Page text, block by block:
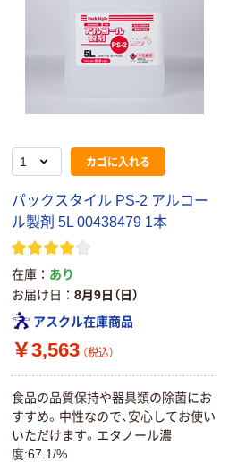
カゴに入れる
パックスタイル PS-2 アルコー
ル製剤 5L 00438479 1本
在庫
あり
お届け日
8月9日（日）
アスクル在庫商品
￥3,563 （税込）
食品の品質保持や器具類の除菌にお
すすめ。中性なので、安心してお使い
いただけます。エタノール濃
度:67.1/%